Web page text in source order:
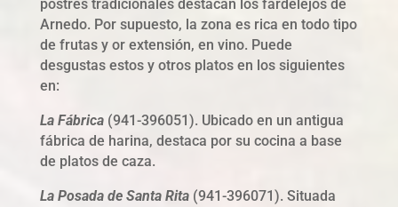
postres tradicionales destacan los fardelejos de
Arnedo. Por supuesto, la zona es rica en todo tipo
de frutas y or extensión, en vino. Puede
desgustas estos y otros platos en los siguientes
en:
La Fábrica(941-396051). Ubicado en un antigua
fábrica de harina, destaca por su cocina a base
de platos de caza.
La Posada de Santa Rita(941-396071). Situada